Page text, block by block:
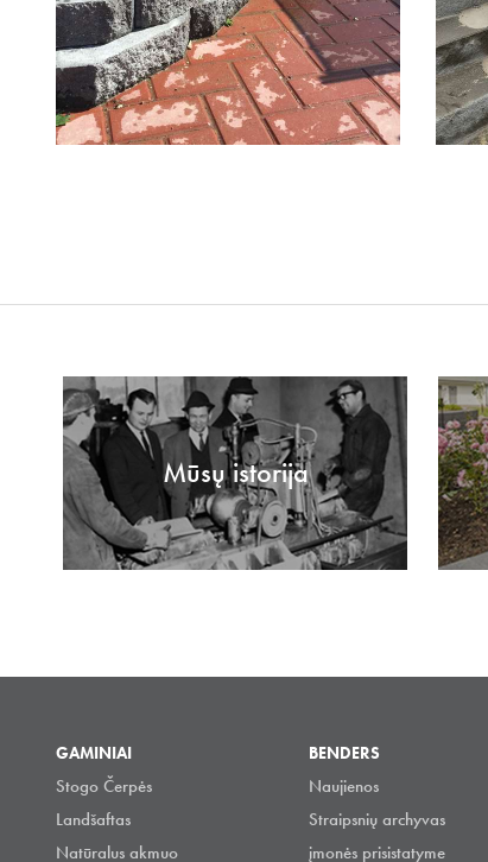
Mūsų istorija
GAMINIAI
Stogo Čerpės
Landšaftas
Natūralus akmuo
BENDERS
Naujienos
Straipsnių archyvas
įmonės prisistatyme